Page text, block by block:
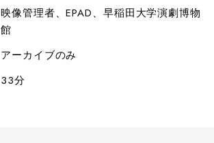
映像管理者、EPAD、早稲田大学演劇博物
館
アーカイブのみ
33分